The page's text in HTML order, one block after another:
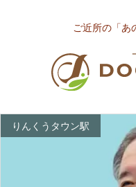
ご近所の「あ
りんくうタウン駅